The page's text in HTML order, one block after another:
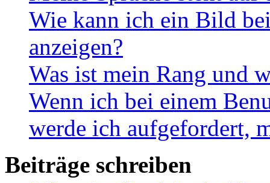
Wie kann ich ein Bild
anzeigen?
Was ist mein Rang und
Wenn ich bei einem
werde ich aufgefordert,
Beiträge schreiben